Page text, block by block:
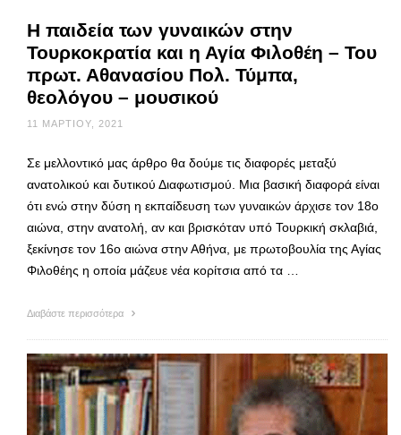
Η παιδεία των γυναικών στην
Τουρκοκρατία και η Αγία Φιλοθέη – Του
πρωτ. Αθανασίου Πολ. Τύμπα,
θεολόγου – μουσικού
11 ΜΑΡΤΊΟΥ, 2021
Σε μελλοντικό μας άρθρο θα δούμε τις διαφορές μεταξύ
ανατολικού και δυτικού Διαφωτισμού. Μια βασική διαφορά είναι
ότι ενώ στην δύση η εκπαίδευση των γυναικών άρχισε τον 18ο
αιώνα, στην ανατολή, αν και βρισκόταν υπό Τουρκική σκλαβιά,
ξεκίνησε τον 16ο αιώνα στην Αθήνα, με πρωτοβουλία της Αγίας
Φιλοθέης η οποία μάζευε νέα κορίτσια από τα …
Διαβάστε περισσότερα